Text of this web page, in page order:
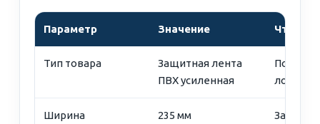
Параметр Значение Что
Тип товара
Защитная лента
ПВХ усиленная
лодок
Ширина 235 мм